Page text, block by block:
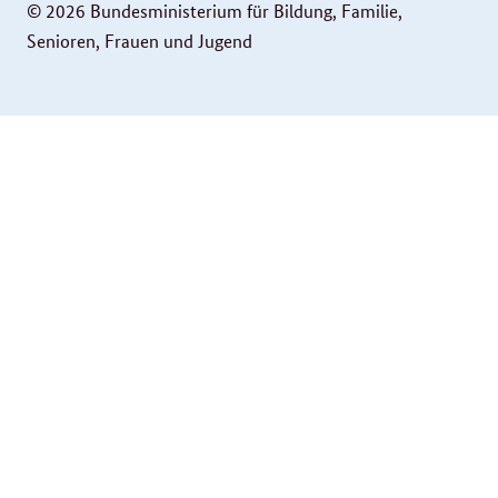
© 2026 Bundesministerium für Bildung, Familie,
Senioren, Frauen und Jugend
Navigation